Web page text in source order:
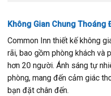
Không Gian Chung Thoáng
Common Inn thiết kế không
rãi, bao gồm phòng khách và
hơn 20 người. Ánh sáng tự
phòng, mang đến cảm giác
bạn đặt chân đến.